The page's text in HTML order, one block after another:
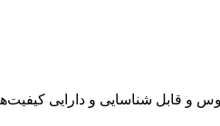
و قابل شناسایی و دارایی